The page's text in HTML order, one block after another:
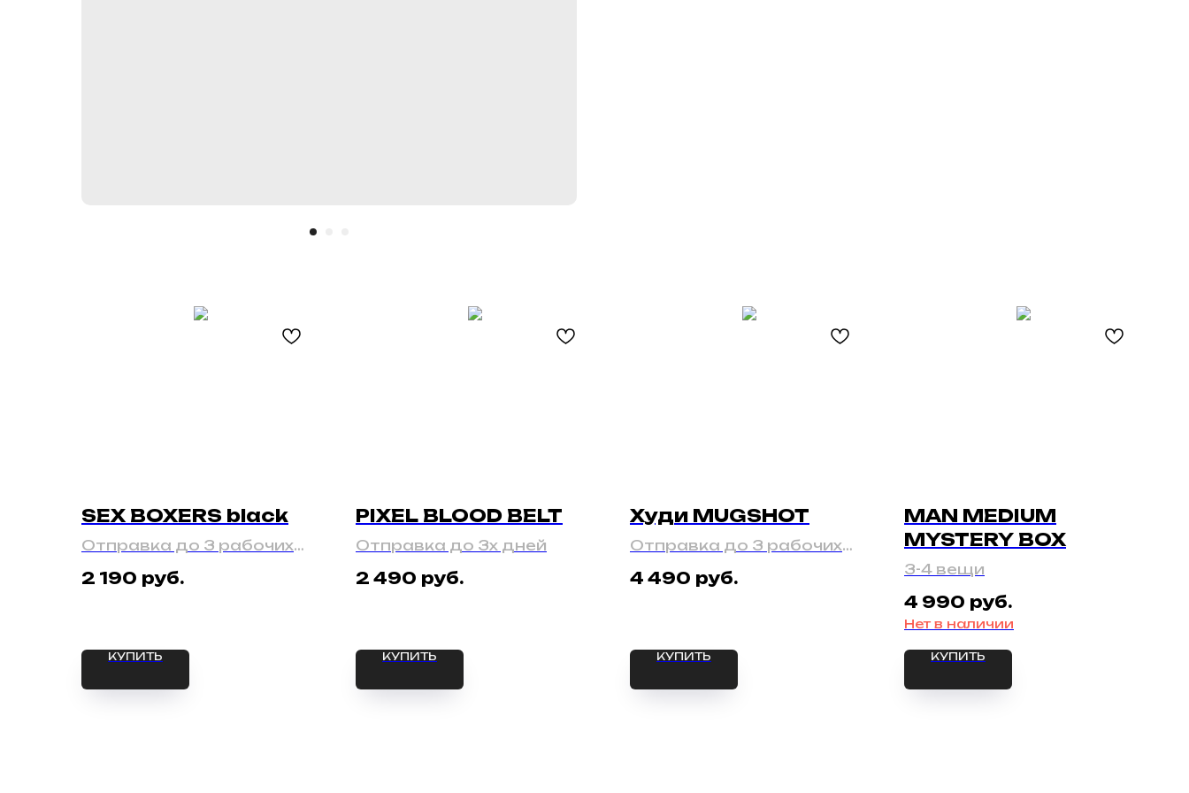
SEX BOXERS black
Отправка до 3 рабочих
2 190 руб.
КУПИТЬ
PIXEL BLOOD BELT
Отправка до 3х дней
2 490 руб.
КУПИТЬ
Худи MUGSHOT
Отправка до 3 рабочих
4 490 руб.
КУПИТЬ
MAN MEDIUM
MYSTERY BOX
3-4 вещи
4 990 руб.
Нет в наличии
КУПИТЬ